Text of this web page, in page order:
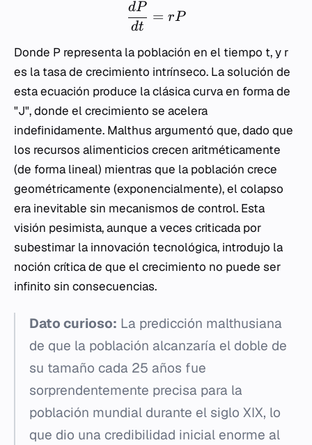
dt
dP
= rP
Donde P representa la población en el tiempo t, y r
es la tasa de crecimiento intrínseco. La solución de
esta ecuación produce la clásica curva en forma de
"J", donde el crecimiento se acelera
indefinidamente. Malthus argumentó que, dado que
los recursos alimenticios crecen aritméticamente
(de forma lineal) mientras que la población crece
geométricamente (exponencialmente), el colapso
era inevitable sin mecanismos de control. Esta
visión pesimista, aunque a veces criticada por
subestimar la innovación tecnológica, introdujo la
noción crítica de que el crecimiento no puede ser
infinito sin consecuencias.
Dato curioso: La predicción malthusiana
de que la población alcanzaría el doble de
su tamaño cada 25 años fue
sorprendentemente precisa para la
población mundial durante el siglo XIX, lo
que dio una credibilidad inicial enorme al